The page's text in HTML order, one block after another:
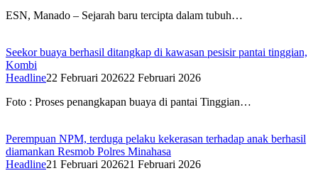
ESN, Manado – Sejarah baru tercipta dalam tubuh…
Seekor buaya berhasil ditangkap di kawasan pesisir pantai tinggian,
Kombi
Headline22 Februari 202622 Februari 2026
Foto : Proses penangkapan buaya di pantai Tinggian…
Perempuan NPM, terduga pelaku kekerasan terhadap anak berhasil
diamankan Resmob Polres Minahasa
Headline21 Februari 202621 Februari 2026